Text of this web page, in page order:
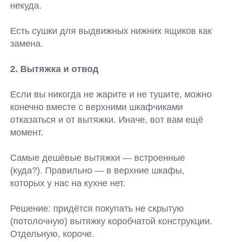
некуда.
Есть сушки для выдвижных нижних ящиков как
замена.
2. Вытяжка и отвод
Если вы никогда не жарите и не тушите, можно
конечно вместе с верхними шкафчиками
отказаться и от вытяжки. Иначе, вот вам ещё
момент.
Самые дешёвые вытяжки — встроенные
(куда?). Правильно — в верхние шкафы,
которых у нас на кухне нет.
Решение: придётся покупать не скрытую
(потолочную) вытяжку коробчатой конструкции.
Отдельную, короче.